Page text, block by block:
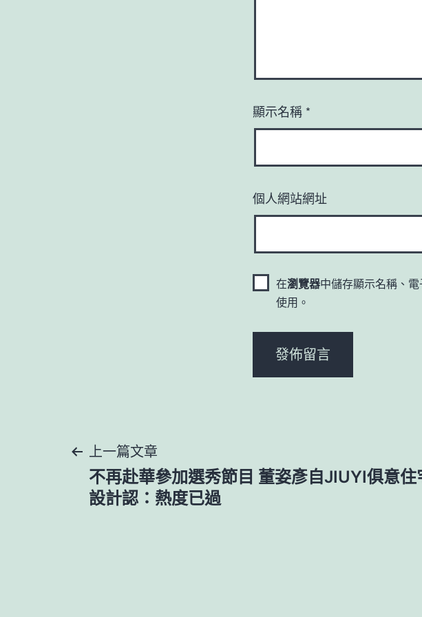
顯示名稱 *
個人網站網址
在瀏覽器中儲存顯示名稱、
使用。
文
章
上一篇文章
不再赴華參加選秀節目 董姿彥自JIUYI俱意住
設計認：熱度已過